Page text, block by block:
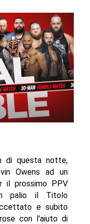
di questa notte,
Owens ad un
il prossimo PPV
palio il Titolo
e subito
con l'aiuto di